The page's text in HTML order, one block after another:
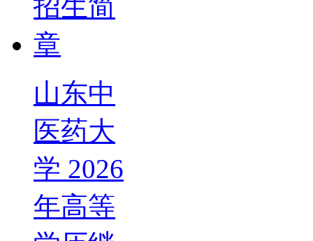
山东中
医药大
学 2026
年高等